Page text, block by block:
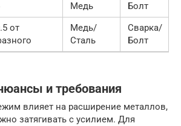
Медь Болт
от
Медь/
Сталь
Сварка/
Болт
и требования
влияет на расширение металлов,
затягивать с усилием. Для